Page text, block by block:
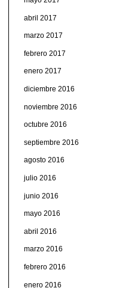
abril 2017
marzo 2017
febrero 2017
enero 2017
diciembre 2016
noviembre 2016
octubre 2016
septiembre 2016
agosto 2016
julio 2016
junio 2016
mayo 2016
abril 2016
marzo 2016
febrero 2016
enero 2016